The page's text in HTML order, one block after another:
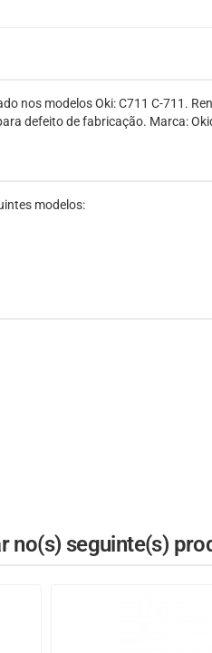
nos modelos Oki: C711 C-711.
defeito de fabricação. Marca:
modelos:
no(s) seguinte(s)